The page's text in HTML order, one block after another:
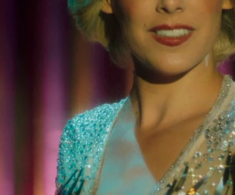
la época. Las luces se encienden